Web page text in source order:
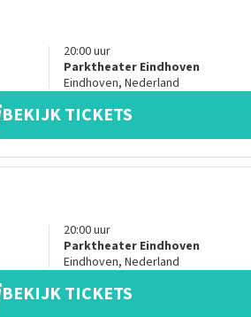
20:00uur
Parktheater Eindhoven
Eindhoven, Nederland
BEKIJK TICKETS
20:00uur
Parktheater Eindhoven
Eindhoven, Nederland
BEKIJK TICKETS